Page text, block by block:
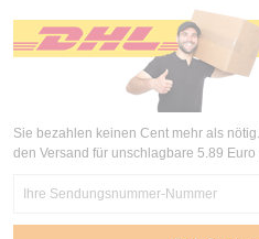
Sie bezahlen keinen Cent mehr als
den Versand für unschlagbare 5.89